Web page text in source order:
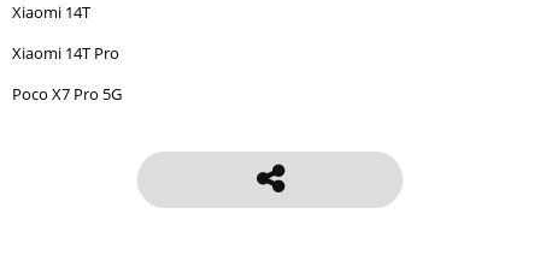
Xiaomi 14T
Xiaomi 14T Pro
Poco X7 Pro 5G